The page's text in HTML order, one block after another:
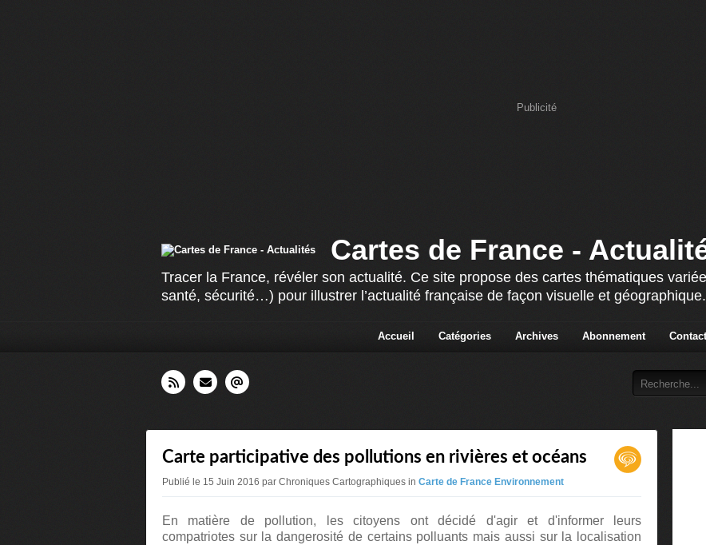
Publicité
Cartes de France -
Tracer la France, révéler son actualité. Ce site propose des cartes thématiques
santé, sécurité…) pour illustrer l’actualité française de façon visuelle et géographique.
Accueil Catégories Archives Abonnement Contact
Carte participative des pollutions en rivières et océans
Publié le 15 Juin 2016 par Chroniques Cartographiques in Carte de France Environnement
En matière de pollution, les citoyens ont décidé d'agir et d'informer leurs
compatriotes sur la dangerosité de certains polluants mais aussi sur la localisation